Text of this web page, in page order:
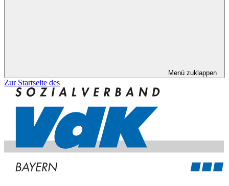
Menü zuklappen
Zur Startseite des